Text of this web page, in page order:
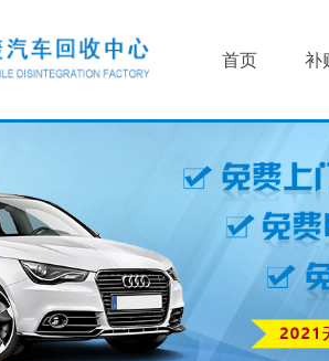
首页 补